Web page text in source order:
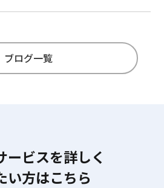
ブログ一覧
ービスを詳しく
い方はこちら